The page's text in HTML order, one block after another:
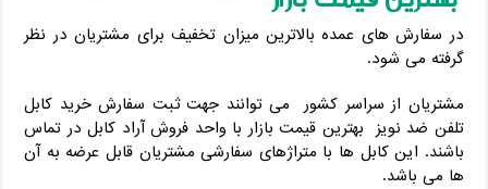
در سفارش های عمده بالاترین میزان تخفیف برای مشتریان در نظر
گرفته می شود.
مشتریان از سراسر کشور می توانند جهت ثبت سفارش خرید کابل
تلفن ضد نویز بهترین قیمت بازار با واحد فروش آراد کابل در تماس
باشند. این کابل ها با متراژهای سفارشی مشتریان قابل عرضه به آن
ها می باشد.